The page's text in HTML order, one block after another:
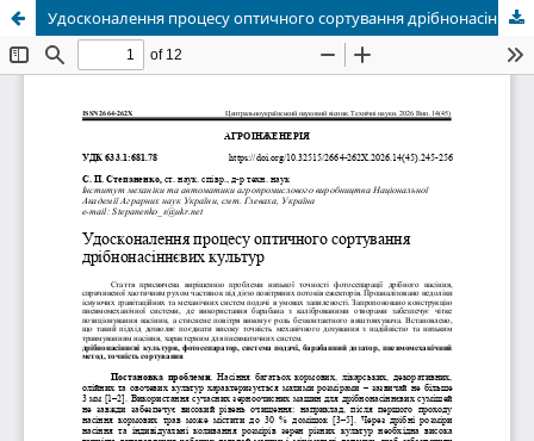
Удосконалення процесу оптичного сортування дрібнонасіннєвих культур